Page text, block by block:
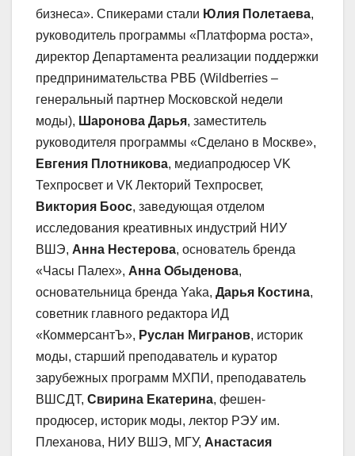
бизнеса». Спикерами стали Юлия Полетаева,
руководитель программы «Платформа роста»,
директор Департамента реализации поддержки
предпринимательства РВБ (Wildberries –
генеральный партнер Московской недели
моды), Шаронова Дарья, заместитель
руководителя программы «Сделано в Москве»,
Евгения Плотникова, медиапродюсер VK
Техпросвет и VК Лекторий Техпросвет,
Виктория Боос, заведующая отделом
исследования креативных индустрий НИУ
ВШЭ, Анна Нестерова, основатель бренда
«Часы Палех», Анна Обыденова,
основательница бренда Yaka, Дарья Костина,
советник главного редактора ИД
«КоммерсантЪ», Руслан Мигранов, историк
моды, старший преподаватель и куратор
зарубежных программ МХПИ, преподаватель
ВШСДТ, Свирина Екатерина, фешен-
продюсер, историк моды, лектор РЭУ им.
Плеханова, НИУ ВШЭ, МГУ, Анастасия